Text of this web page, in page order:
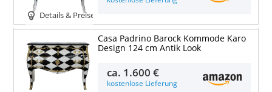
Details & Preise
Casa Padrino Barock Kommode Karo
Design 124 cm Antik Look
ca. 1.600 €
kostenlose Lieferung